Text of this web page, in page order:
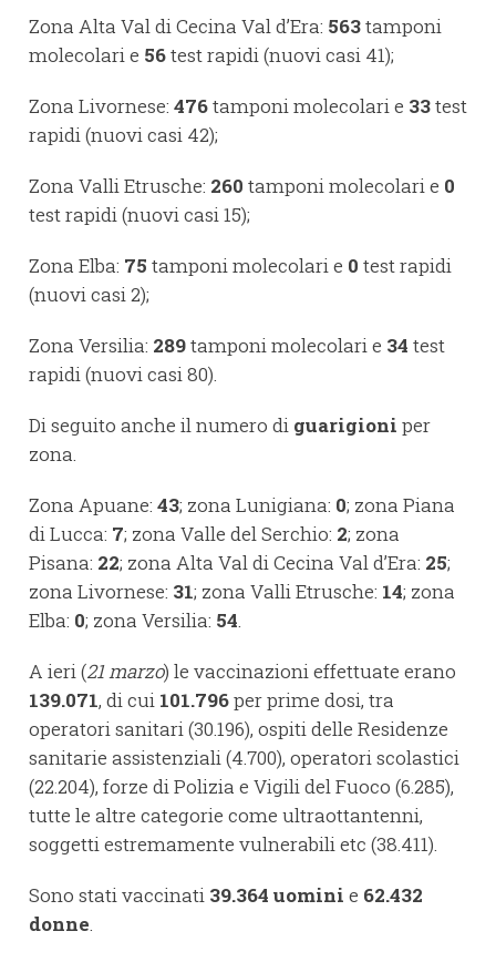
Zona Alta Val di Cecina Val d’Era: 563tamponi
molecolari e 56test rapidi (nuovi casi 41);
Zona Livornese: 476tamponi molecolari e 33test
rapidi (nuovi casi 42);
Zona Valli Etrusche: 260 tamponi molecolari e 0
test rapidi (nuovi casi 15);
Zona Elba: 75 tamponi molecolari e 0 test rapidi
(nuovi casi 2);
Zona Versilia: 289tamponi molecolari e 34 test
rapidi (nuovi casi 80).
Di seguito anche il numero di guarigioni per
zona.
Zona Apuane: 43; zona Lunigiana: 0; zona Piana
di Lucca: 7; zona Valle del Serchio: 2; zona
Pisana: 22; zona Alta Val di Cecina Val d’Era: 25;
zona Livornese: 31; zona Valli Etrusche: 14; zona
Elba: 0; zona Versilia: 54.
A ieri (21 marzo) le vaccinazioni effettuate erano
139.071, di cui 101.796per prime dosi, tra
operatori sanitari (30.196), ospiti delle Residenze
sanitarie assistenziali (4.700), operatori scolastici
(22.204), forze di Polizia e Vigili del Fuoco (6.285),
tutte le altre categorie come ultraottantenni,
soggetti estremamente vulnerabili etc (38.411).
Sono stati vaccinati 39.364 uomini e 62.432
donne.